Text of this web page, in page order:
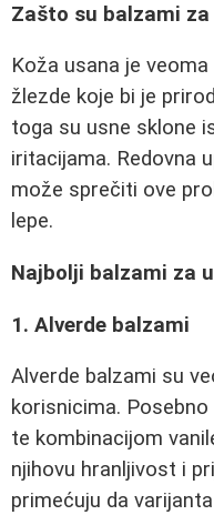
Zašto su balzami za
Koža usana je
žlezde koje bi je
toga su usne sklone
iritacijama. Redovna
može sprečiti ove
lepe.
Najbolji balzami za
1. Alverde balzami
Alverde balzami su
korisnicima.
te kombinacijom
njihovu hranljivost i
primećuju da